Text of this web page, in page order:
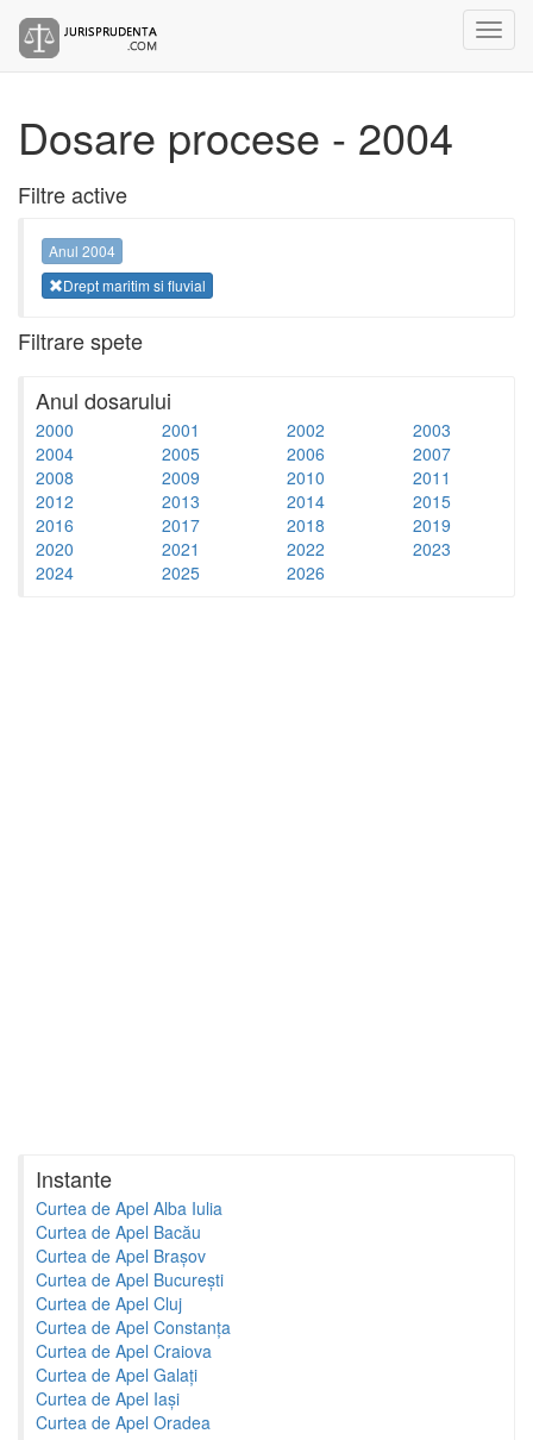
Dosare procese - 2004
Filtre active
Anul 2004
Drept maritim si fluvial
Filtrare spete
Anul dosarului
2000 2001 2002
2003
2004
2005 2006
2007
2008
2009 2010
2011
2012
2013 2014
2015
2016
2017 2018
2019
2020
2021 2022
2023
2024
2025 2026
Instante
Curtea de Apel Alba Iulia
Curtea de Apel Bacău
Curtea de Apel Brașov
Curtea de Apel București
Curtea de Apel Cluj
Curtea de Apel Constanța
Curtea de Apel Craiova
Curtea de Apel Galați
Curtea de Apel Iași
Curtea de Apel Oradea